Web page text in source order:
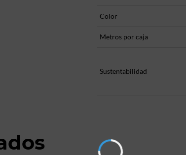
Color
Metros por caja
Sustentabilidad